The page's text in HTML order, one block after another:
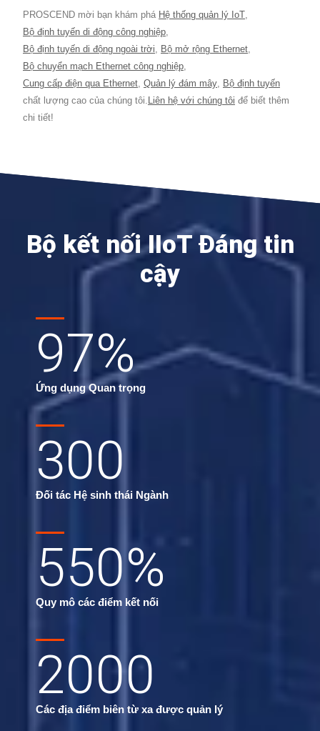
PROSCEND mời bạn khám phá Hệ thống quản lý IoT,
Bộ định tuyến di động công nghiệp,
Bộ định tuyến di động ngoài trời, Bộ mở rộng Ethernet,
Bộ chuyển mạch Ethernet công nghiệp,
Cung cấp điện qua Ethernet, Quản lý đám mây, Bộ định tuyến
chất lượng cao của chúng tôi. Liên hệ với chúng tôi để biết thêm
chi tiết!
Bộ kết nối IIoT Đáng tin
cậy
97%
Ứng dụng Quan trọng
300
Đối tác Hệ sinh thái Ngành
550%
Quy mô các điểm kết nối
2000
Các địa điểm biên từ xa được quản lý